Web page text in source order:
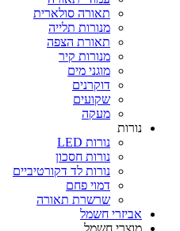
תאורה סולארית
מנורות תלייה
תאורת הצפה
מנורות קיר
מוגני מים
דוקרנים
שקועים
מעקה
נורות
נורות LED
נורות חסכון
נורות לד דקורטיביים
דמוי פחם
שרשרת תאורה
אביזרי חשמל